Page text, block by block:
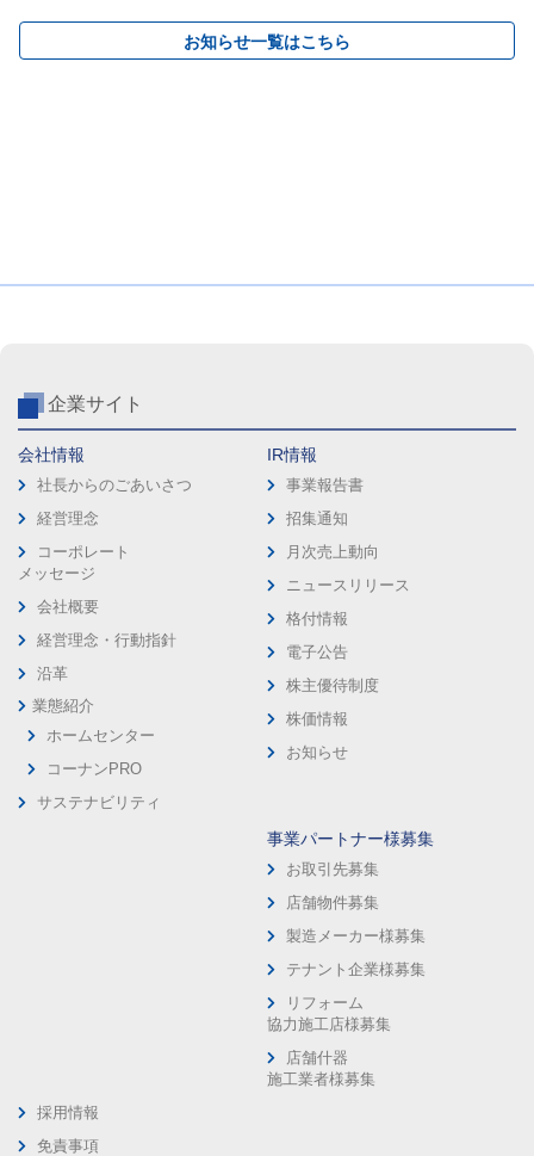
お知らせ一覧はこちら
企業サイト
会社情報
社長からのごあいさつ
経営理念
コーポレート
メッセージ
会社概要
経営理念・行動指針
沿革
業態紹介
ホームセンター
コーナンPRO
サステナビリティ
IR情報
事業報告書
招集通知
月次売上動向
ニュースリリース
格付情報
電子公告
株主優待制度
株価情報
お知らせ
事業パートナー様募集
お取引先募集
店舗物件募集
製造メーカー様募集
テナント企業様募集
リフォーム
協力施工店様募集
店舗什器
施工業者様募集
採用情報
免責事項